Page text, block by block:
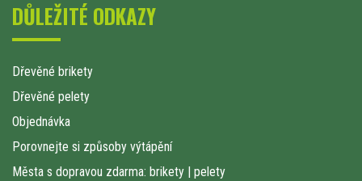
DŮLEŽITÉ ODKAZY
Dřevěné brikety
Dřevěné pelety
Objednávka
Porovnejte si způsoby výtápění
Města s dopravou zdarma: brikety | pelety